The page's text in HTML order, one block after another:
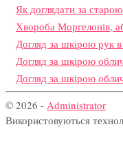
Як доглядати за
Хвороба Моргелонів,
Догляд за шкірою рук
Догляд за шкірою
Догляд за шкірою
© 2026 - Administrator
Використовуються